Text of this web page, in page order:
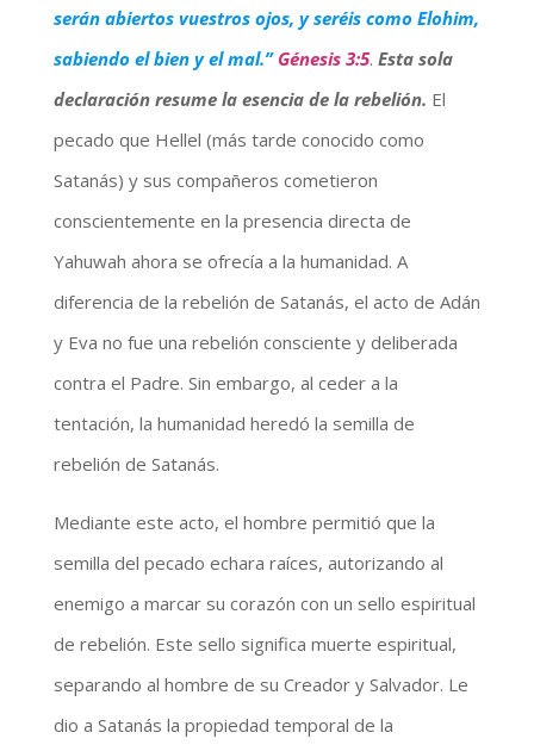
serán abiertos vuestros ojos, y seréis como Elohim,
sabiendo el bien y el mal.” Génesis 3:5. Esta sola
declaración resume la esencia de la rebelión. El
pecado que Hellel (más tarde conocido como
Satanás) y sus compañeros cometieron
conscientemente en la presencia directa de
Yahuwah ahora se ofrecía a la humanidad. A
diferencia de la rebelión de Satanás, el acto de Adán
y Eva no fue una rebelión consciente y deliberada
contra el Padre. Sin embargo, al ceder a la
tentación, la humanidad heredó la semilla de
rebelión de Satanás.
Mediante este acto, el hombre permitió que la
semilla del pecado echara raíces, autorizando al
enemigo a marcar su corazón con un sello espiritual
de rebelión. Este sello significa muerte espiritual,
separando al hombre de su Creador y Salvador. Le
dio a Satanás la propiedad temporal de la